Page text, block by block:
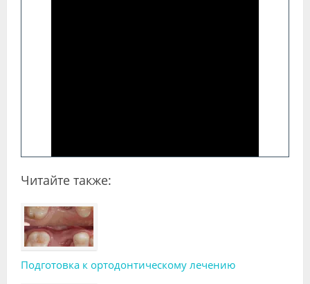
Читайте также:
Подготовка к ортодонтическому лечению